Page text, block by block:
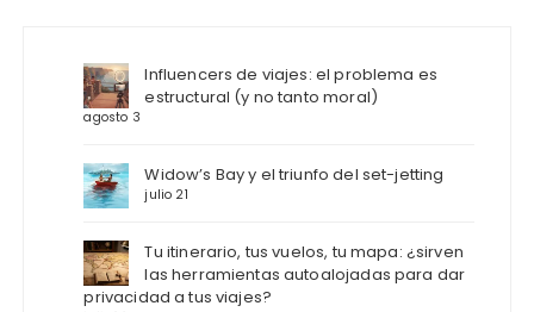
Influencers de viajes: el problema es
estructural (y no tanto moral)
agosto 3
Widow’s Bay y el triunfo del set-jetting
julio 21
Tu itinerario, tus vuelos, tu mapa: ¿sirven
las herramientas autoalojadas para dar
privacidad a tus viajes?